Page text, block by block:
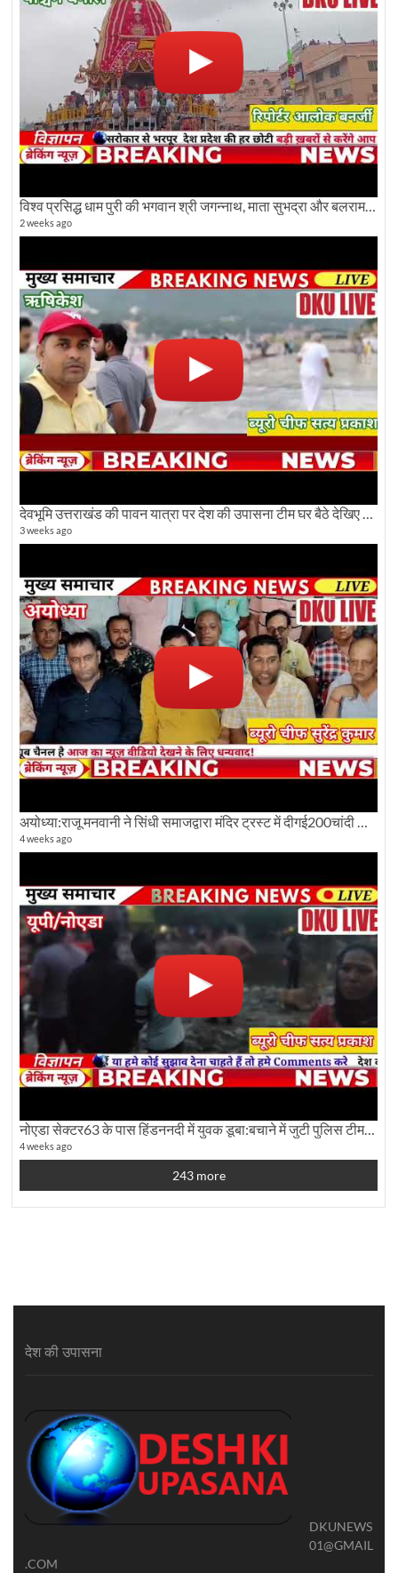
विश्व प्रसिद्ध धाम पुरी की भगवान श्री जगन्नाथ, माता सुभद्रा और बलराम जी की भव्य शोभा यात्रा देखिए
2 weeks ago
देवभूमि उत्तराखंड की पावन यात्रा पर देश की उपासना टीम घर बैठे देखिए अलौकिक दृश्य
3 weeks ago
4 weeks ago
नोएडा सेक्टर63 के पास हिंडननदी में युवक डूबा:बचाने में जुटी पुलिस टीम: देखिए पूरी ग्राउंड रिपोर्टिंग
4 weeks ago
243 more
देश की उपासना
DKUNEWS
01@GMAIL
.COM